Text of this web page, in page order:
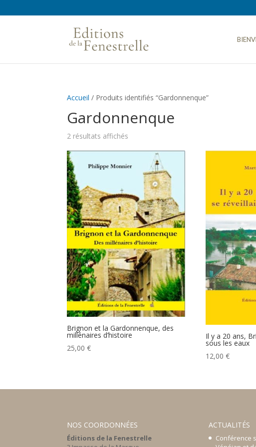
Accueil / Produits identifiés “Gardonnenque”
Gardonnenque
2 résultats affichés
Brignon et la Gardonnenque, des
millénaires d’histoire
25,00€
Il y a 20 ans,
sous les eaux
12,00€
NOS COORDONNÉES
Éditions de la Fenestrelle
ACTUALITÉS
Conférence